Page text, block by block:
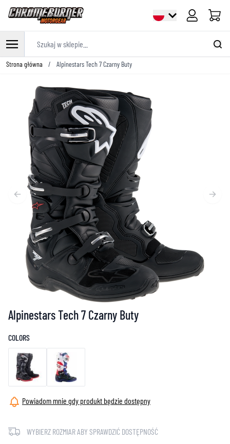
Cart
Przejdź do treści
Strona główna / Alpinestars Tech 7 Czarny Buty
Alpinestars Tech 7 Czarny Buty
COLORS
Powiadom mnie gdy produkt będzie dostępny
WYBIERZ ROZMIAR ABY SPRAWDZIĆ DOSTĘPNOŚĆ